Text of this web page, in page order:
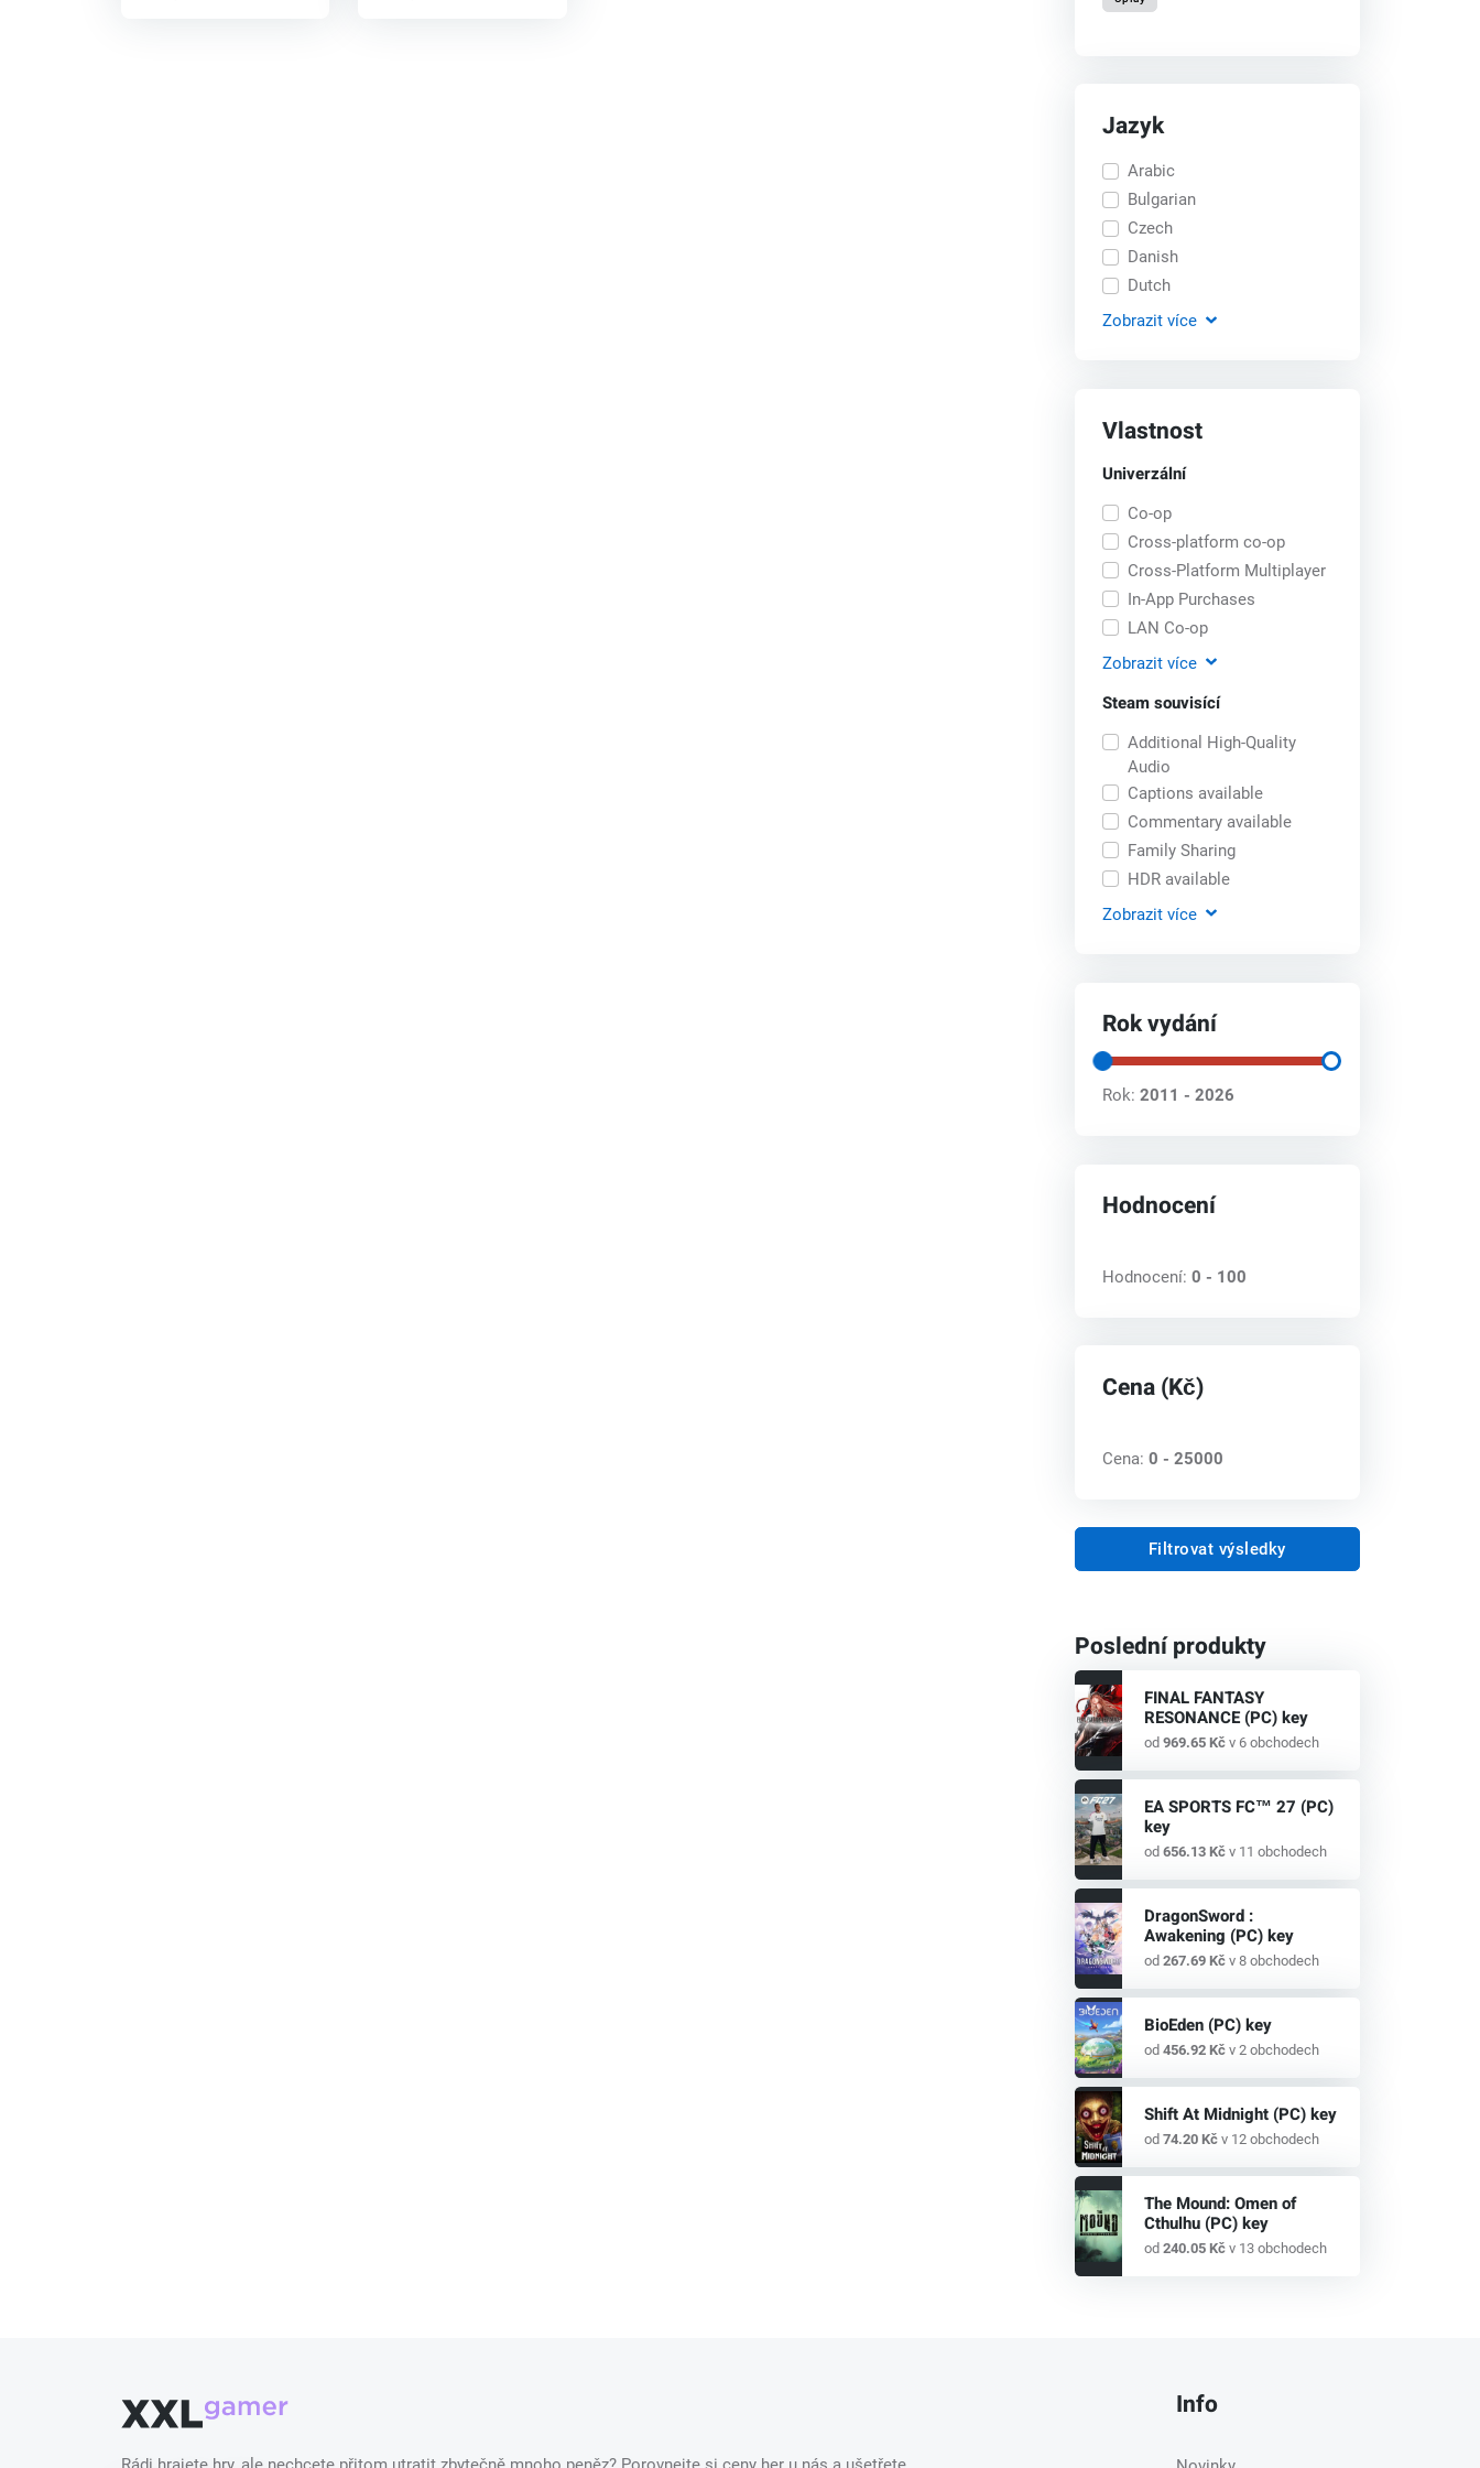
Jazyk
Arabic
Bulgarian
Czech
Danish
Dutch
Zobrazit více
Vlastnost
Univerzální
Co-op
Cross-platform co-op
Cross-Platform Multiplayer
In-App Purchases
LAN Co-op
Zobrazit více
Steam souvisící
Additional High-Quality
Audio
Captions available
Commentary available
Family Sharing
HDR available
Zobrazit více
Rok vydání
Rok:2011 - 2026
Hodnocení
Hodnocení:0 - 100
Cena (Kč)
Cena:0 - 25000
Filtrovat výsledky
Poslední produkty
FINAL FANTASY
RESONANCE (PC) key
od 969.65 Kčv 6 obchodech
EA SPORTS FC™ 27 (PC)
key
od 656.13 Kčv 11 obchodech
DragonSword :
Awakening (PC) key
od 267.69 Kčv 8 obchodech
BioEden (PC) key
od 456.92 Kčv 2 obchodech
Shift At Midnight (PC) key
od 74.20 Kčv 12 obchodech
The Mound: Omen of
Cthulhu (PC) key
od 240.05 Kčv 13 obchodech
Info